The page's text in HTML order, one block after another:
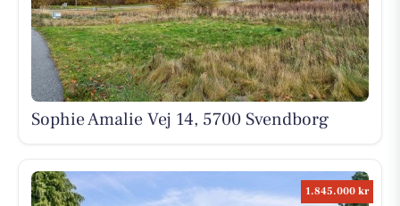
Sophie Amalie Vej 14, 5700 Svendborg
1.845.000 kr